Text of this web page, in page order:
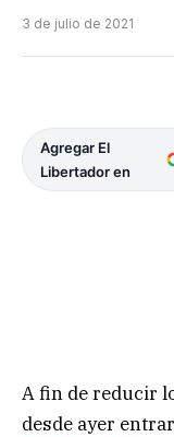
3 de julio de 2021
Agregar El
Libertador en
A fin de reducir
desde ayer